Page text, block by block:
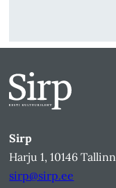
Sirp
Harju 1, 10146 Tallinn
sirp@sirp.ee